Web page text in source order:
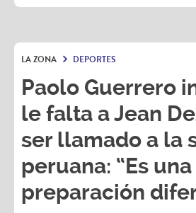
LA ZONA DEPORTES
Paolo Guerrero
le falta a Jean
ser llamado a la
peruana: “Es una
preparación